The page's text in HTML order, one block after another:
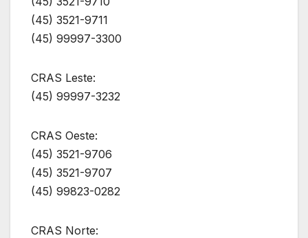
(45) 3521-9711
(45) 99997-3300
CRAS Leste:
(45) 99997-3232
CRAS Oeste:
(45) 3521-9706
(45) 3521-9707
(45) 99823-0282
CRAS Norte: